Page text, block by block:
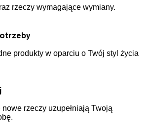
rzeczy wymagające wymiany.
produkty w oparciu o Twój styl życia
rzeczy uzupełniają Twoją